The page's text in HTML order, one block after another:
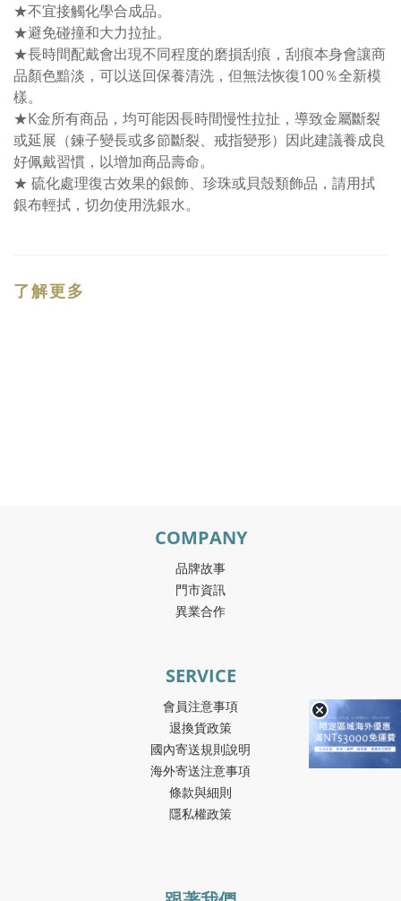
★不宜接觸化學合成品。
★避免碰撞和大力拉扯。
★長時間配戴會出現不同程度的磨損刮痕，刮痕本身會讓商
品顏色黯淡，可以送回保養清洗，但無法恢復100％全新模
樣。
★K金所有商品，均可能因長時間慢性拉扯，導致金屬斷裂
或延展（鍊子變長或多節斷裂、戒指變形）因此建議養成良
好佩戴習慣，以增加商品壽命。
★ 硫化處理復古效果的銀飾、珍珠或貝殼類飾品，請用拭
銀布輕拭，切勿使用洗銀水。
了解更多
COMPANY
品牌故事
門市資訊
異業合作
SERVICE
會員注意事項
退換貨政策
國內寄送規則說明
海外寄送注意事項
條款與細則
隱私權政策